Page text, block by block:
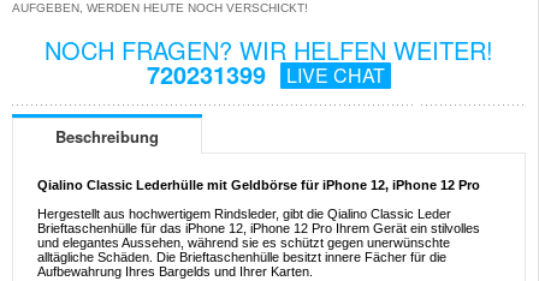
AUFGEBEN, WERDEN HEUTE NOCH VERSCHICKT!
NOCH FRAGEN? WIR HELFEN WEITER!
720231399 LIVE CHAT
Beschreibung
Qialino Classic Lederhülle mit Geldbörse für iPhone 12, iPhone 12 Pro
Hergestellt aus hochwertigem Rindsleder, gibt die Qialino Classic Leder
Brieftaschenhülle für das iPhone 12, iPhone 12 Pro Ihrem Gerät ein stilvolles
und elegantes Aussehen, während sie es schützt gegen unerwünschte
alltägliche Schäden. Die Brieftaschenhülle besitzt innere Fächer für die
Aufbewahrung Ihres Bargelds und Ihrer Karten.